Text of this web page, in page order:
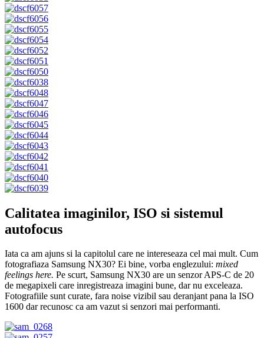
Calitatea imaginilor, ISO si sistemul
autofocus
Iata ca am ajuns si la capitolul care ne intereseaza cel mai mult. Cum
fotografiaza Samsung NX30? Ei bine, vorba englezului: mixed
feelings here. Pe scurt, Samsung NX30 are un senzor APS-C de 20
de megapixeli care inregistreaza imagini bune, dar nu exceleaza.
Fotografiile sunt curate, fara noise vizibil sau deranjant pana la ISO
1600 dar recunosc ca am vazut si senzori mai performanti.